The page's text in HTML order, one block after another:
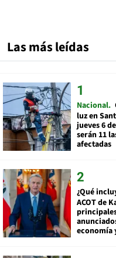
Las más leídas
Nacional
luz en
jueves 6
serán 11
afectadas
¿Qué
ACOT de
economía